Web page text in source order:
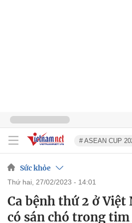
# ASEAN CUP
Sức khỏe
thứ hai, 27/02/2023 - 14:01
Ca bệnh thứ 2 ở
có sán chó trong tim